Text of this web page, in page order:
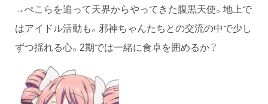
→ぺこらを追って天界からやってきた腹黒天使。地上で
はアイドル活動も。邪神ちゃんたちとの交流の中で少し
ずつ揺れる心。2期では一緒に食卓を囲めるか？